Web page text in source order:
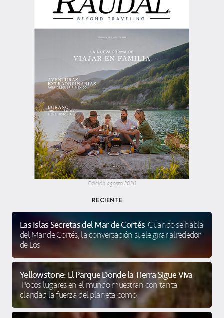
Edición agosto 2026
RECIENTE
Las Islas Secretas del Mar de Cortés Cuando se habla
del Mar de Cortés, la conversación suele girar alrededor
de Los
Yellowstone: El Parque Donde la Tierra Sigue Viva
Pocos lugares en el mundo muestran con tanta
claridad la fuerza del planeta como